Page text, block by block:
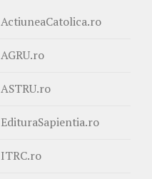
ActiuneaCatolica.ro
AGRU.ro
ASTRU.ro
EdituraSapientia.ro
ITRC.ro